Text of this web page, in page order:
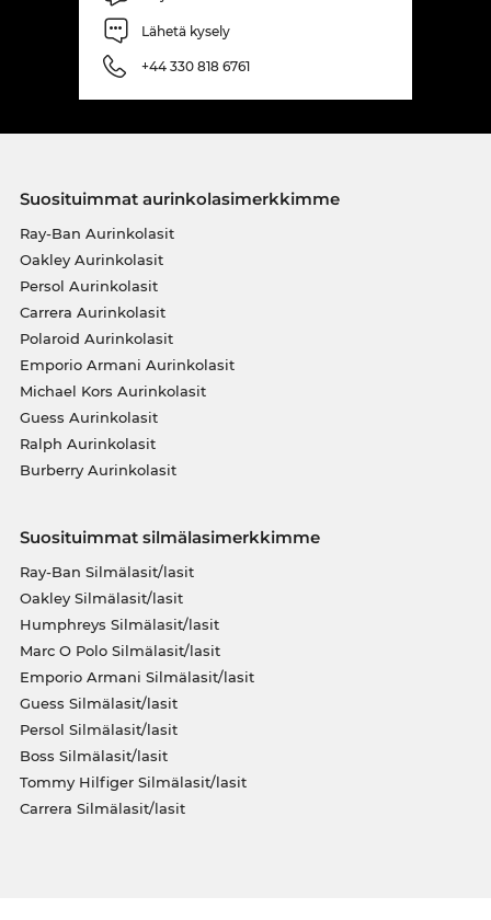
Lähetä kysely
+44 330 818 6761
Suosituimmat aurinkolasimerkkimme
Ray-Ban Aurinkolasit
Oakley Aurinkolasit
Persol Aurinkolasit
Carrera Aurinkolasit
Polaroid Aurinkolasit
Emporio Armani Aurinkolasit
Michael Kors Aurinkolasit
Guess Aurinkolasit
Ralph Aurinkolasit
Burberry Aurinkolasit
Suosituimmat silmälasimerkkimme
Ray-Ban Silmälasit/lasit
Oakley Silmälasit/lasit
Humphreys Silmälasit/lasit
Marc O Polo Silmälasit/lasit
Emporio Armani Silmälasit/lasit
Guess Silmälasit/lasit
Persol Silmälasit/lasit
Boss Silmälasit/lasit
Tommy Hilfiger Silmälasit/lasit
Carrera Silmälasit/lasit